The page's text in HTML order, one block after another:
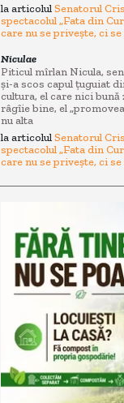
la articolulSenatorul
spectacolul „Fata din
care nu se privește, ci
Niculae
Piticul mîrlan Nicula,
și-a scos capul țuguiat
cultura, el care nici bună
râgîie bine, el
nu alta
la articolulSenatorul
spectacolul „Fata din
care nu se privește, ci